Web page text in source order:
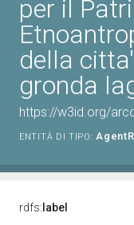
per il
della
gronda
https://w3id.org/
ENTITÀ DI TIPO:
rdfs: label